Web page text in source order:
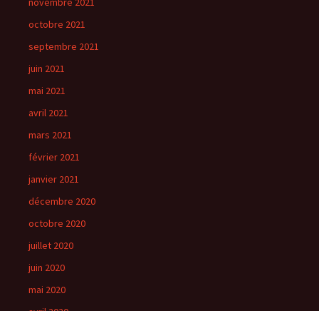
octobre 2021
septembre 2021
juin 2021
mai 2021
avril 2021
mars 2021
février 2021
janvier 2021
décembre 2020
octobre 2020
juillet 2020
juin 2020
mai 2020